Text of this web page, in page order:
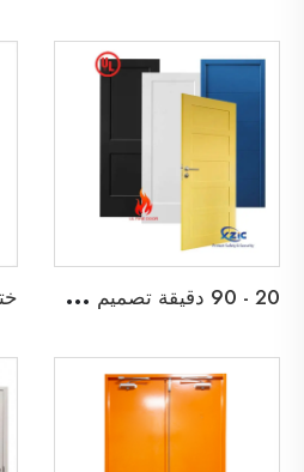
2
0 - 90 دقيقة تصميم شاكر ثنائي الأبواب الخشبية المقاومة للحريق باب خشبي مقاوم للحريق مع إطار قابل للتفكيك وابواب داخلية من نوع Barn